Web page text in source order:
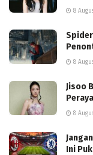
8
8
Jisoo
8
Ini